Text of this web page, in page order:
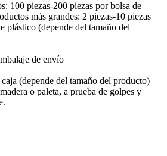
100 piezas-200 piezas por bolsa de
más grandes: 2 piezas-10 piezas
plástico (depende del tamaño del
de envío
(depende del tamaño del producto)
o paleta, a prueba de golpes y